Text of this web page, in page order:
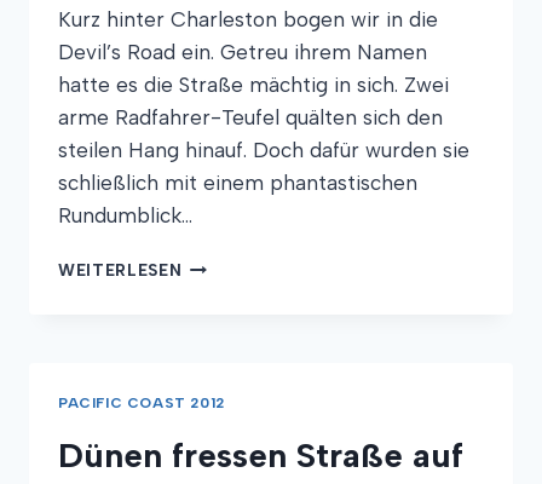
Kurz hinter Charleston bogen wir in die
Devil’s Road ein. Getreu ihrem Namen
hatte es die Straße mächtig in sich. Zwei
arme Radfahrer-Teufel quälten sich den
steilen Hang hinauf. Doch dafür wurden sie
schließlich mit einem phantastischen
Rundumblick…
WEITERLESEN MIT
PACIFIC COAST 2012
Dünen fressen Straße auf